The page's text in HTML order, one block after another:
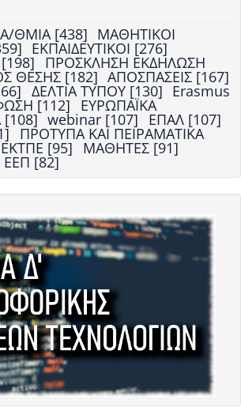
Α/ΘΜΙΑ [438] ΜΑΘΗΤΙΚΟΙ
ΕΚΠΑΙΔΕΥΤΙΚΟΙ [276]
ΠΡΟΣΚΛΗΣΗ ΕΚΔΗΛΩΣΗ
ΘΕΣΗΣ [182] ΑΠΟΣΠΑΣΕΙΣ [167]
ΔΕΛΤΙΑ ΤΥΠΟΥ [130] Erasmus
[112] ΕΥΡΩΠΑΪΚΑ
[108] webinar [107] ΕΠΑΛ [107]
ΠΡΟΤΥΠΑ ΚΑΙ ΠΕΙΡΑΜΑΤΙΚΑ
[95] ΜΑΘΗΤΕΣ [91]
ΕΕΠ [82]